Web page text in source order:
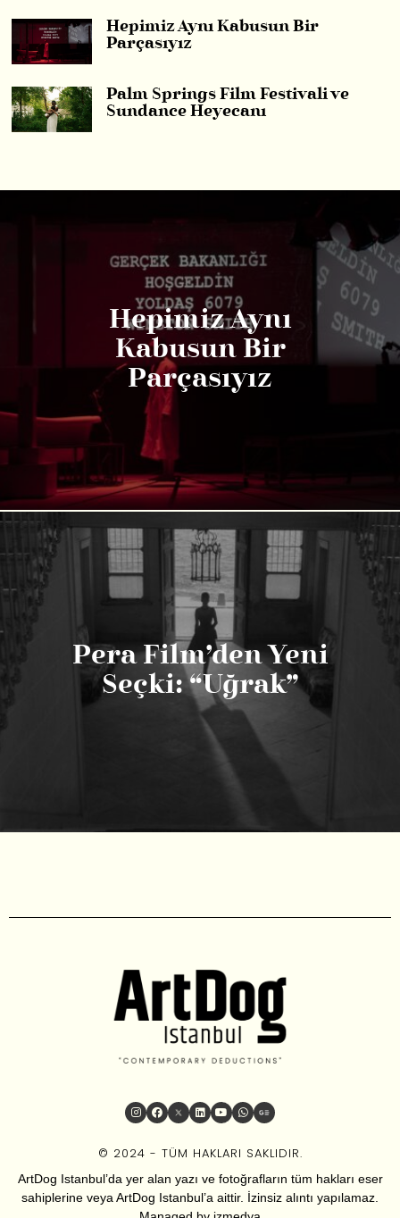
Hepimiz Aynı Kabusun Bir
Parçasıyız
Palm Springs Film Festivali ve
Sundance Heyecanı
Hepimiz Aynı
Kabusun Bir
Parçasıyız
Pera Film’den Yeni
Seçki: “Uğrak”
© 2024 - TÜM HAKLARI SAKLIDIR.
ArtDog Istanbul’da yer alan yazı ve fotoğrafların tüm hakları eser
sahiplerine veya ArtDog Istanbul’a aittir. İzinsiz alıntı yapılamaz.